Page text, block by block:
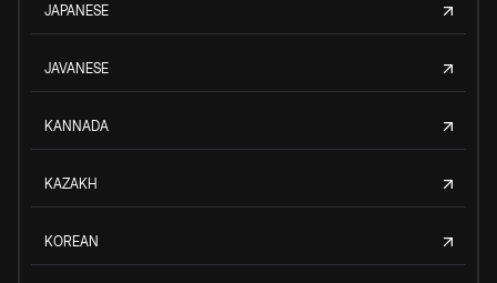
JAPANESE
JAVANESE
KANNADA
KAZAKH
KOREAN